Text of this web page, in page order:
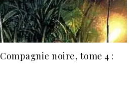
noire, tome 4 :